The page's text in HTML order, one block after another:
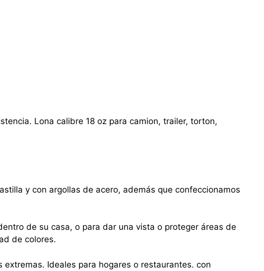
Lona calibre 18 oz para camion, trailer, torton,
y con argollas de acero, además que confeccionamos
de su casa, o para dar una vista o proteger áreas de
de colores.
Ideales para hogares o restaurantes. con